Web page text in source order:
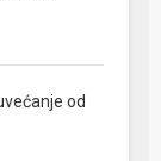
od